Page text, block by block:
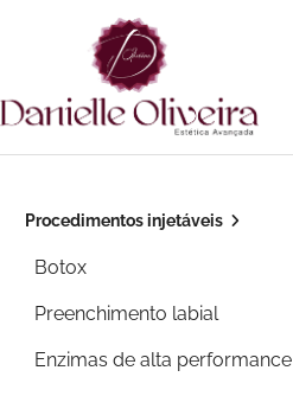
Procedimentos injetáveis
Botox
Preenchimento labial
Enzimas de alta performance